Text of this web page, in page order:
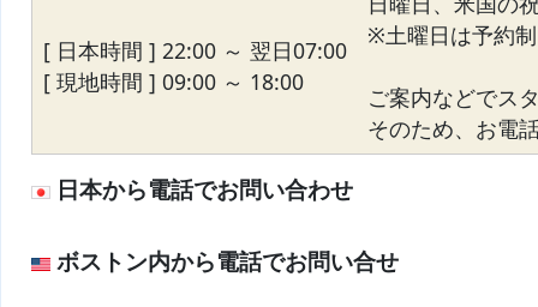
[ 日本時間 ] 22:00 ～ 翌日07:00
[ 現地時間 ] 09:00 ～ 18:00
※土曜日は予約制
ご案内などでス
そのため、お電
日本から電話でお問い合わせ
ボストン内から電話でお問い合せ